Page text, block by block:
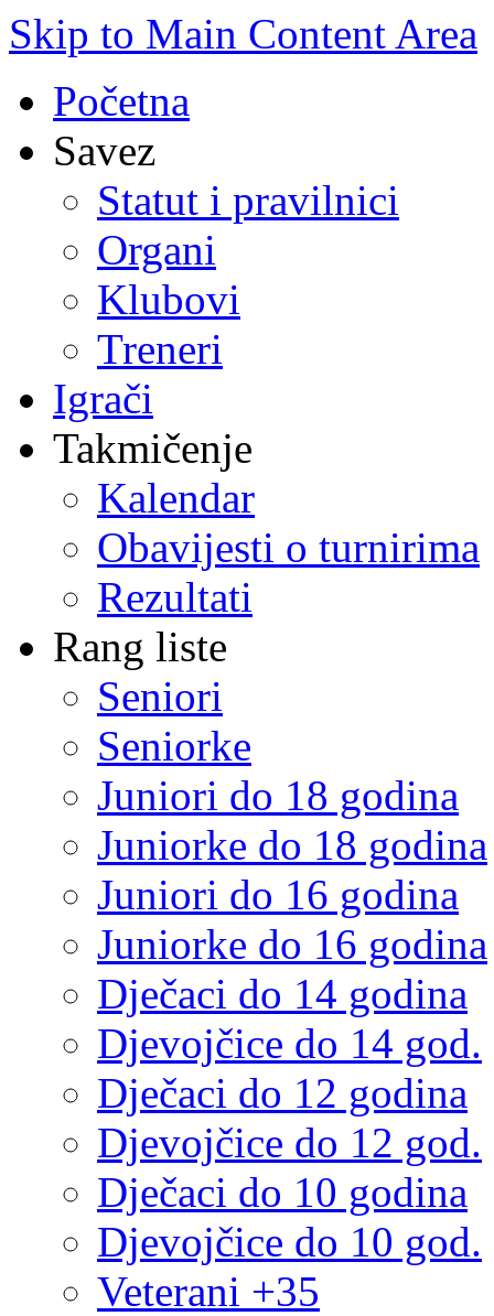
Skip to Main Content Area
Početna
Savez
Statut i pravilnici
Organi
Klubovi
Treneri
Igrači
Takmičenje
Kalendar
Obavijesti o turnirima
Rezultati
Rang liste
Seniori
Seniorke
Juniori do 18 godina
Juniorke do 18 godina
Juniori do 16 godina
Juniorke do 16 godina
Dječaci do 14 godina
Djevojčice do 14 god.
Dječaci do 12 godina
Djevojčice do 12 god.
Dječaci do 10 godina
Djevojčice do 10 god.
Veterani +35